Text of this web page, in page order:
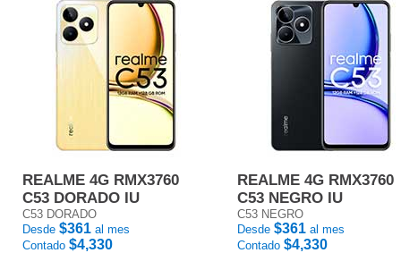
REALME 4G RMX3760
C53 DORADO IU
C53 DORADO
Desde $361 al mes
Contado $4,330
REALME 4G RMX3760
C53 NEGRO IU
C53 NEGRO
Desde $361 al mes
Contado $4,330